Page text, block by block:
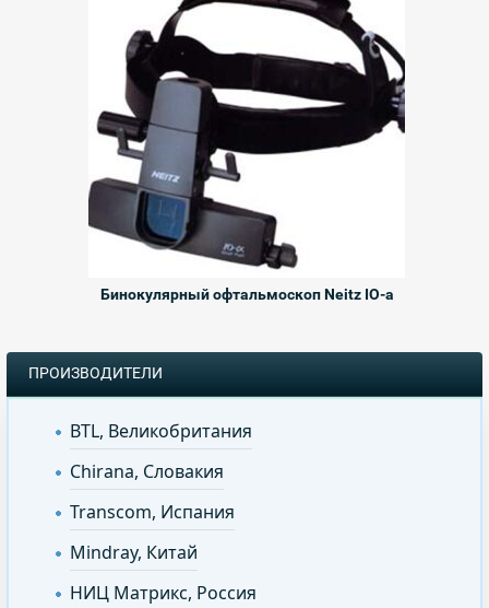
Бинокулярный офтальмоскоп Neitz IO-a
ПРОИЗВОДИТЕЛИ
BTL, Великобритания
Chirana, Словакия
Transcom, Испания
Mindray, Китай
НИЦ Матрикс, Россия